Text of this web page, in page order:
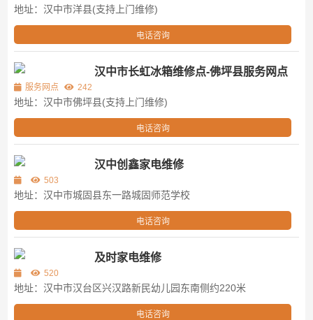
地址：汉中市洋县(支持上门维修)
电话咨询
汉中市长虹冰箱维修点-佛坪县服务网点
服务网点 242
地址：汉中市佛坪县(支持上门维修)
电话咨询
汉中创鑫家电维修
503
地址：汉中市城固县东一路城固师范学校
电话咨询
及时家电维修
520
地址：汉中市汉台区兴汉路新民幼儿园东南侧约220米
电话咨询